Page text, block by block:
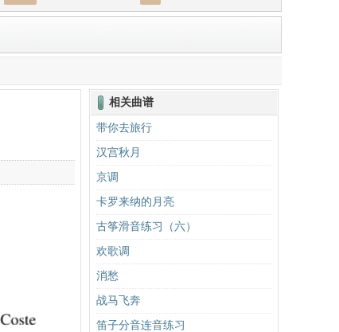
相关曲谱
带你去旅行
汉宫秋月
京调
卡罗来纳的月亮
古筝滑音练习（六）
欢歌调
消愁
战马飞奔
笛子分音连音练习